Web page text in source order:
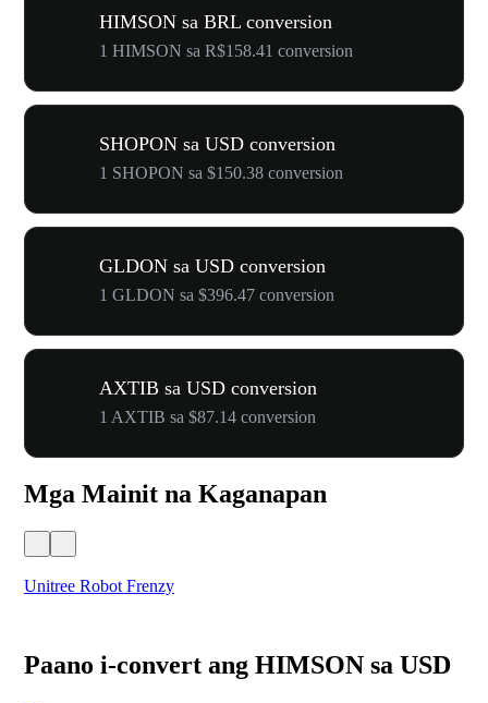
HIMSON sa BRL conversion
1 HIMSON sa R$158.41 conversion
SHOPON sa USD conversion
1 SHOPON sa $150.38 conversion
GLDON sa USD conversion
1 GLDON sa $396.47 conversion
AXTIB sa USD conversion
1 AXTIB sa $87.14 conversion
Mga Mainit na Kaganapan
Unitree Robot Frenzy
Paano i-convert ang HIMSON sa USD